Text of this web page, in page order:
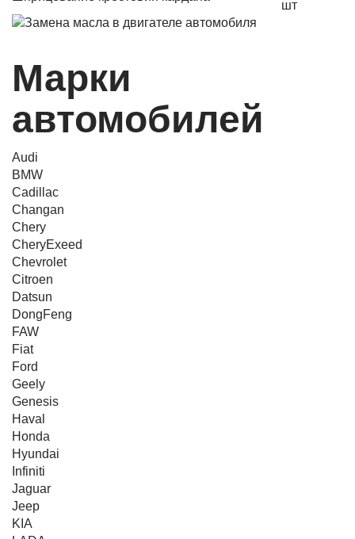
шт
Марки
автомобилей
Audi
BMW
Cadillac
Changan
Chery
CheryExeed
Chevrolet
Citroen
Datsun
DongFeng
FAW
Fiat
Ford
Geely
Genesis
Haval
Honda
Hyundai
Infiniti
Jaguar
Jeep
KIA